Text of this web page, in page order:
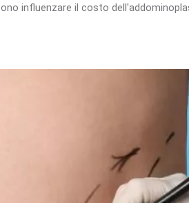
influenzare il costo